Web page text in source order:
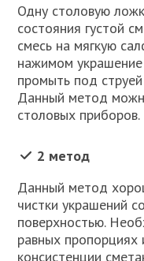
Одну столовую
состояния густой
смесь на мягкую
нажимом
промыть под
Данный метод
столовых приборов.
2 метод
Данный метод
чистки украшений
поверхностью.
равных пропорциях
консистенции